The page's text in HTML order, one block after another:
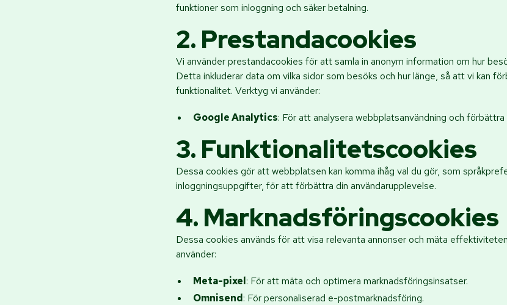
funktioner som inloggning och säker betalning.
2. Prestandacookies
Vi använder prestandacookies för att samla in anonym information om hur
Detta inkluderar data om vilka sidor som besöks och hur länge, så att vi kan
funktionalitet. Verktyg vi använder:
Google Analytics: För att analysera webbplatsanvändning och förbättra
3. Funktionalitetscookies
Dessa cookies gör att webbplatsen kan komma ihåg val du gör, som
inloggningsuppgifter, för att förbättra din användarupplevelse.
4. Marknadsföringscookies
Dessa cookies används för att visa relevanta annonser och mäta
använder:
Meta-pixel: För att mäta och optimera marknadsföringsinsatser.
Omnisend: För personaliserad e-postmarknadsföring.